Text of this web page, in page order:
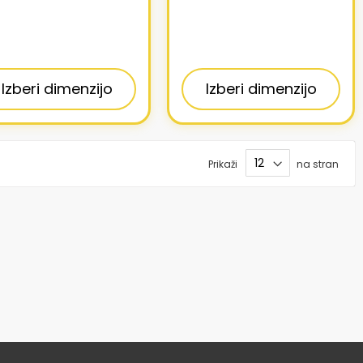
Izberi dimenzijo Izberi dimenzijo
Prikaži na stran